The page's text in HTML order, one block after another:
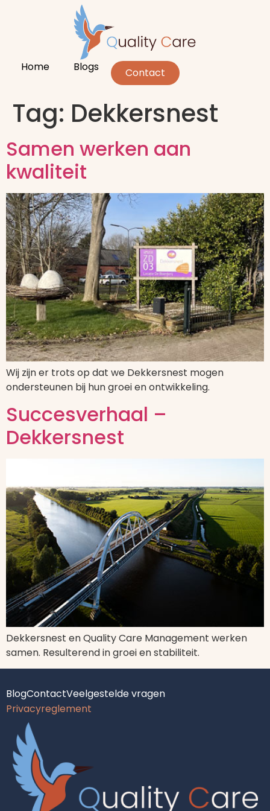
Home Blogs Contact
Tag: Dekkersnest
Samen werken aan
kwaliteit
Wij zijn er trots op dat we Dekkersnest mogen
ondersteunen bij hun groei en ontwikkeling.
Succesverhaal –
Dekkersnest
Dekkersnest en Quality Care Management werken
samen. Resulterend in groei en stabiliteit.
BlogContactVeelgestelde vragen
Privacyreglement